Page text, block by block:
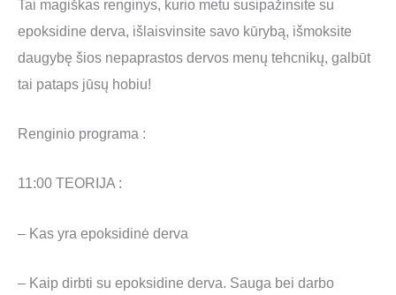
Tai magiškas renginys, kurio metu susipažinsite su
epoksidine derva, išlaisvinsite savo kūrybą, išmoksite
daugybę šios nepaprastos dervos menų tehcnikų, galbūt
tai pataps jūsų hobiu!
Renginio programa :
11:00 TEORIJA :
– Kas yra epoksidinė derva
– Kaip dirbti su epoksidine derva. Sauga bei darbo